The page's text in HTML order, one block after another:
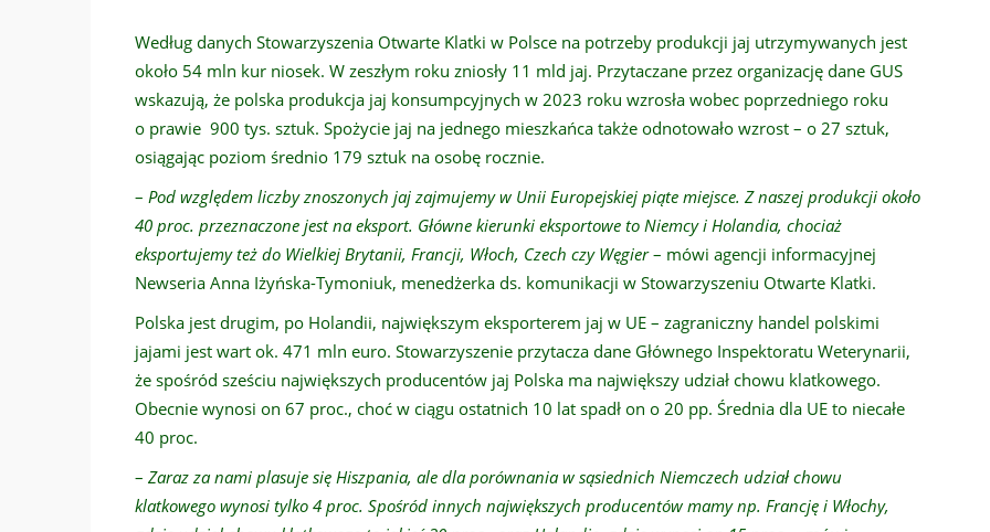
Według danych Stowarzyszenia Otwarte Klatki w Polsce na potrzeby produkcji jaj utrzymywanych jest
około 54 mln kur niosek. W zeszłym roku zniosły 11 mld jaj. Przytaczane przez organizację dane GUS
wskazują, że polska produkcja jaj konsumpcyjnych w 2023 roku wzrosła wobec poprzedniego roku
o prawie 900 tys. sztuk. Spożycie jaj na jednego mieszkańca także odnotowało wzrost – o 27 sztuk,
osiągając poziom średnio 179 sztuk na osobę rocznie.
– Pod względem liczby znoszonych jaj zajmujemy w Unii Europejskiej piąte miejsce. Z naszej produkcji około
40 proc. przeznaczone jest na eksport. Główne kierunki eksportowe to Niemcy i Holandia, chociaż
eksportujemy też do Wielkiej Brytanii, Francji, Włoch, Czech czy Węgier– mówi agencji informacyjnej
Newseria Anna Iżyńska-Tymoniuk, menedżerka ds. komunikacji w Stowarzyszeniu Otwarte Klatki.
Polska jest drugim, po Holandii, największym eksporterem jaj w UE – zagraniczny handel polskimi
jajami jest wart ok. 471 mln euro. Stowarzyszenie przytacza dane Głównego Inspektoratu Weterynarii,
że spośród sześciu największych producentów jaj Polska ma największy udział chowu klatkowego.
Obecnie wynosi on 67 proc., choć w ciągu ostatnich 10 lat spadł on o 20 pp. Średnia dla UE to niecałe
40 proc.
– Zaraz za nami plasuje się Hiszpania, ale dla porównania w sąsiednich Niemczech udział chowu
klatkowego wynosi tylko 4 proc. Spośród innych największych producentów mamy np. Francję i Włochy,